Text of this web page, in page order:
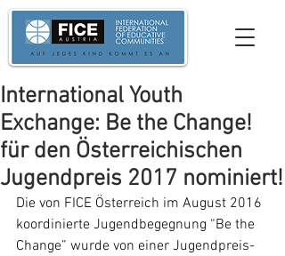
International Youth
Exchange: Be the Change!
für den Österreichischen
Jugendpreis 2017 nominiert!
Die von FICE Österreich im August 2016
koordinierte Jugendbegegnung “Be the
Change” wurde von einer Jugendpreis-